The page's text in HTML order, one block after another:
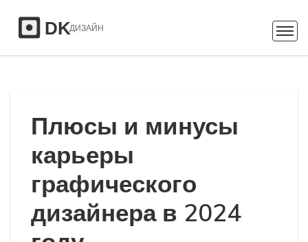
Плюсы и минусы
карьеры
графического
дизайнера в 2024